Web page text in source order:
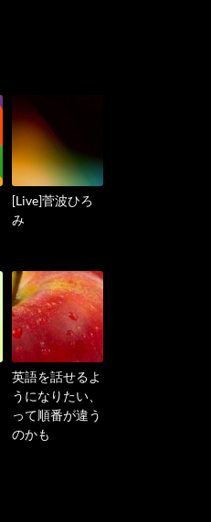
[Live]菅波ひろ
み
英語を話せるよ
うになりたい、
って順番が違う
のかも